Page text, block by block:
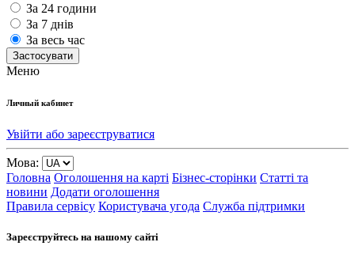
За 24 години
За 7 днів
За весь час
Застосувати
Меню
Личный кабинет
Увійти або зареєструватися
Мова:
Головна Оголошення на карті Бізнес-сторінки Статті та
новини Додати оголошення
Правила сервісу Користувача угода Служба підтримки
Зареєструйтесь на нашому сайті